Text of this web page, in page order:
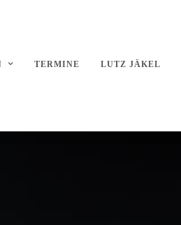
TERMINE LUTZ JÄKEL